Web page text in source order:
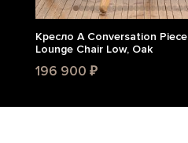
Кресло A Conversation Piece
Lounge Chair Low, Oak
196 900 ₽